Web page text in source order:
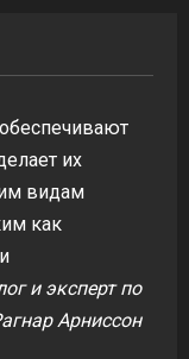
их
видам
как
и эксперт по
Арниссон